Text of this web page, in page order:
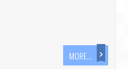
MORE...